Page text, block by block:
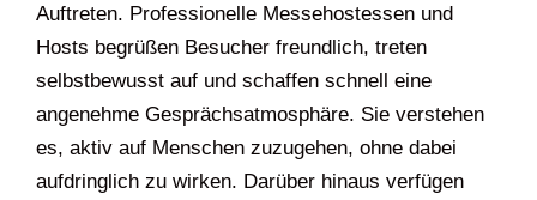
Auftreten. Professionelle Messehostessen und
Hosts begrüßen Besucher freundlich, treten
selbstbewusst auf und schaffen schnell eine
angenehme Gesprächsatmosphäre. Sie verstehen
es, aktiv auf Menschen zuzugehen, ohne dabei
aufdringlich zu wirken. Darüber hinaus verfügen